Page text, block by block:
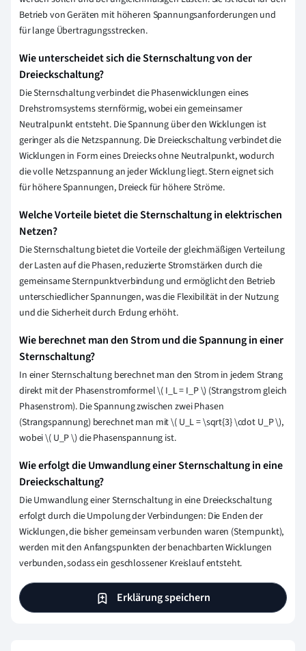
Betrieb von Geräten mit höheren Spannungsanforderungen und
für lange Übertragungsstrecken.
Wie unterscheidet sich die Sternschaltung von der
Dreieckschaltung?
Die Sternschaltung verbindet die Phasenwicklungen eines
Drehstromsystems sternförmig, wobei ein gemeinsamer
Neutralpunkt entsteht. Die Spannung über den Wicklungen ist
geringer als die Netzspannung. Die Dreieckschaltung verbindet die
Wicklungen in Form eines Dreiecks ohne Neutralpunkt, wodurch
die volle Netzspannung an jeder Wicklung liegt. Stern eignet sich
für höhere Spannungen, Dreieck für höhere Ströme.
Welche Vorteile bietet die Sternschaltung in elektrischen
Netzen?
Die Sternschaltung bietet die Vorteile der gleichmäßigen Verteilung
der Lasten auf die Phasen, reduzierte Stromstärken durch die
gemeinsame Sternpunktverbindung und ermöglicht den Betrieb
unterschiedlicher Spannungen, was die Flexibilität in der Nutzung
und die Sicherheit durch Erdung erhöht.
Wie berechnet man den Strom und die Spannung in einer
Sternschaltung?
In einer Sternschaltung berechnet man den Strom in jedem Strang
direkt mit der Phasenstromformel\( I_L = I_P\) (Strangstrom gleich
Phasenstrom). Die Spannung zwischen zwei Phasen
(Strangspannung) berechnet man mit\( U_L =\sqrt{3}\cdot U_P\),
wobei\( U_P\) die Phasenspannung ist.
Wie erfolgt die Umwandlung einer Sternschaltung in eine
Dreieckschaltung?
Die Umwandlung einer Sternschaltung in eine Dreieckschaltung
erfolgt durch die Umpolung der Verbindungen: Die Enden der
Wicklungen, die bisher gemeinsam verbunden waren (Sternpunkt),
werden mit den Anfangspunkten der benachbarten Wicklungen
verbunden, sodass ein geschlossener Kreislauf entsteht.
Erklärung speichern